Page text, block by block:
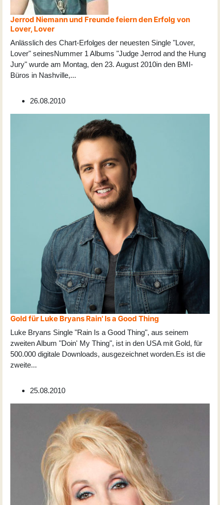
Jerrod Niemann und Freunde feiern den Erfolg von
Lover, Lover
Anlässlich des Chart-Erfolges der neuesten Single "Lover,
Lover" seinesNummer 1 Albums "Judge Jerrod and the Hung
Jury" wurde am Montag, den 23. August 2010in den BMI-
Büros in Nashville,...
26.08.2010
Gold für Luke Bryans Rain' Is a Good Thing
Luke Bryans Single "Rain Is a Good Thing", aus seinem
zweiten Album "Doin' My Thing", ist in den USA mit Gold, für
500.000 digitale Downloads, ausgezeichnet worden.Es ist die
zweite...
25.08.2010